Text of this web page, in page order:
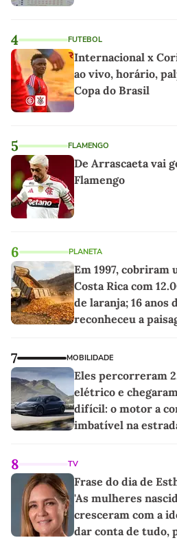
4 FUTEBOL
Internacional x
ao vivo, horário,
Copa do Brasil
5 FLAMENGO
De Arrascaeta vai
Flamengo
6 PLANETA
Em 1997, cobriram
Costa Rica com
de laranja; 16 anos
reconheceu a
7 MOBILIDADE
Eles percorreram
elétrico e
difícil: o motor a
imbatível na
8 TV
Frase do dia de
'As mulheres
cresceram com a
dar conta de tudo,